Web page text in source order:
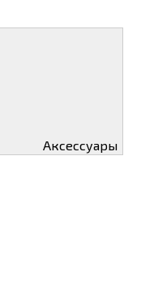
Аксессуары